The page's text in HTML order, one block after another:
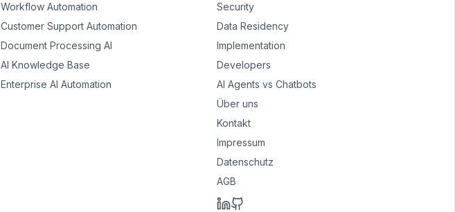
Workflow Automation
Customer Support Automation
Document Processing AI
AI Knowledge Base
Enterprise AI Automation
Security
Data Residency
Implementation
Developers
AI Agents vs Chatbots
Über uns
Kontakt
Impressum
Datenschutz
AGB